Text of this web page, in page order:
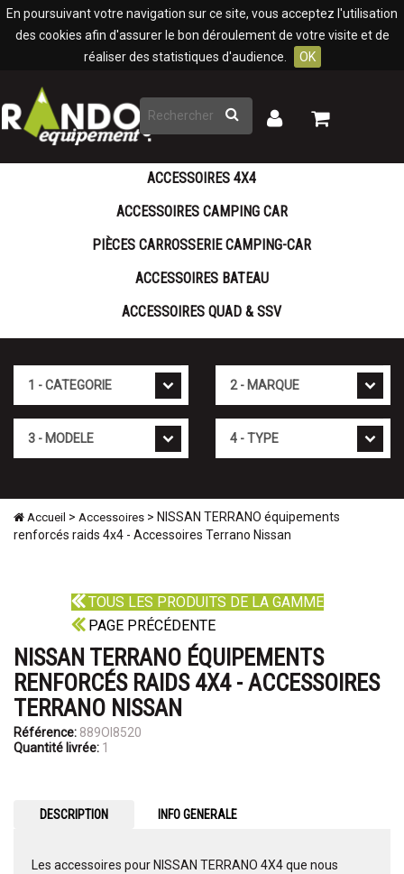
En poursuivant votre navigation sur ce site, vous acceptez l'utilisation
des cookies afin d'assurer le bon déroulement de votre visite et de
réaliser des statistiques d'audience.
OK
Rechercher
Mon
Mon
ACCESSOIRES 4X4
ACCESSOIRES CAMPING CAR
PIÈCES CARROSSERIE CAMPING-CAR
ACCESSOIRES BATEAU
ACCESSOIRES QUAD & SSV
Accueil > Accessoires > NISSAN TERRANO équipements
renforcés raids 4x4 - Accessoires Terrano Nissan
TOUS LES PRODUITS DE LA GAMME
PAGE PRÉCÉDENTE
NISSAN TERRANO ÉQUIPEMENTS
RENFORCÉS RAIDS 4X4 - ACCESSOIRES
TERRANO NISSAN
Référence: 889OI8520
Quantité livrée: 1
DESCRIPTION INFO GENERALE
Les accessoires pour NISSAN TERRANO 4X4 que nous
Panneau de gestion des cookies